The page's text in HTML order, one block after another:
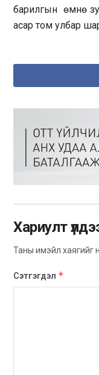
барилгын өмнө
асар том улбар
Хариулт
Таны имэйл хаягийг
Сэтгэгдэл *